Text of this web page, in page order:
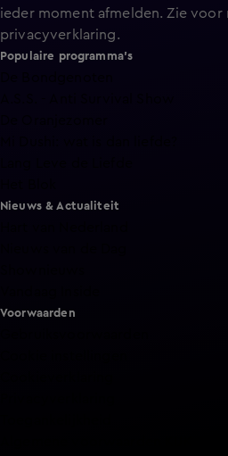
ieder moment afmelden. Zie voor
privacyverklaring.
Populaire programma's
Nieuws & Actualiteit
Voorwaarden